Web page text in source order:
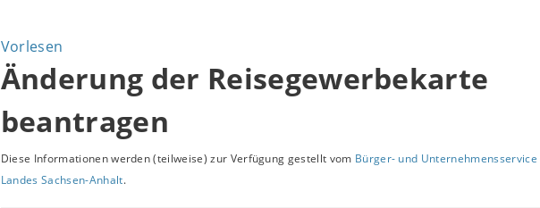
Vorlesen
Änderung der Reisegewerbekarte
beantragen
Diese Informationen werden (teilweise) zur Verfügung gestellt vom Bürger- und Unternehmensservice
Landes Sachsen-Anhalt.